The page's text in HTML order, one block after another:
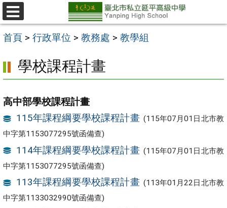
跳
至
主
容
區
選
單
首頁 > 行政單位 > 教務處 > 教學組
學校課程計畫
高中部學校課程計畫
115年課程綱要學校課程計畫 (115年07月01日北市教
中字第1153077295號函備查)
114年課程綱要學校課程計畫 (115年07月01日北市教
中字第1153077295號函備查)
113年課程綱要學校課程計畫 (113年01月22日北市教
中字第1133032990號函備查)